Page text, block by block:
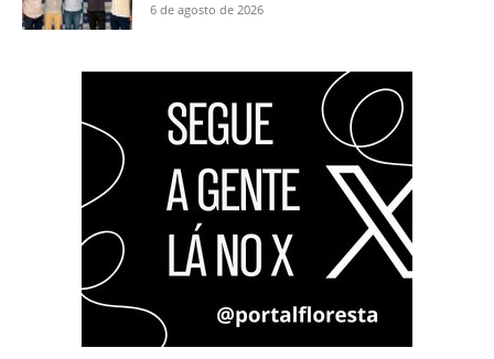
6 de agosto de 2026